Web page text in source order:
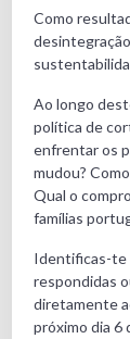
Como
Ao longo
política de
enfrentar os
mudou?
Qual o
famílias
Identificas-te
respondidas
diretamente
próximo dia 6